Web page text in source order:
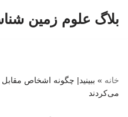
بلاگ علوم زمین
خانه » ببینید| چگونه اشخاص
می‌کردند